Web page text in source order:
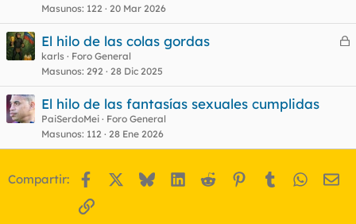
Masunos 122 20 Mar 2026
C
r
El hilo de las colas gordas
karls
Foro General
Masunos 292 28 Dic 2025
El hilo de las fantasías sexuales cumplidas
PaiSerdoMei
Foro General
Masunos 112 28 Ene 2026
Compartir: Facebook BlueskyLinkedIn
Reddit Pinterest
Tumblr
Enlace